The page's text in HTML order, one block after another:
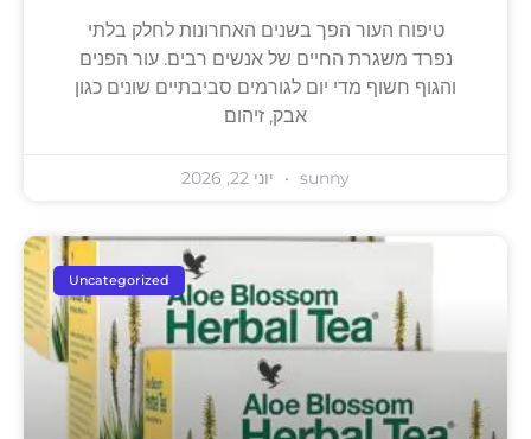
טיפוח העור הפך בשנים האחרונות לחלק בלתי
נפרד משגרת החיים של אנשים רבים. עור הפנים
והגוף חשוף מדי יום לגורמים סביבתיים שונים כגון
אבק, זיהום
sunny יוני 22, 2026
Uncategorized